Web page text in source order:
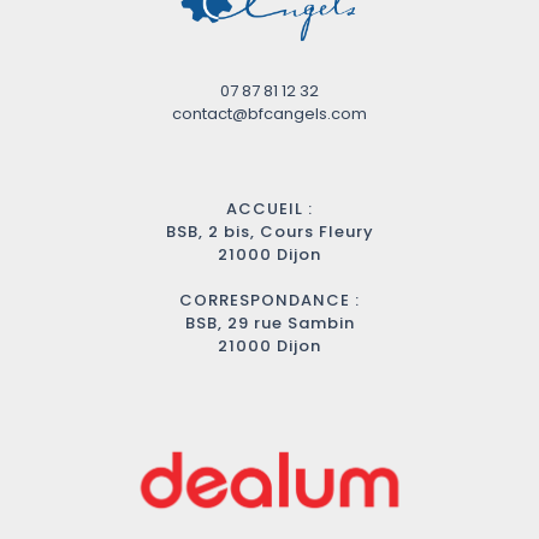
07 87 81 12 32
contact@bfcangels.com
ACCUEIL :
BSB, 2 bis, Cours Fleury
21000 Dijon
CORRESPONDANCE :
BSB, 29 rue Sambin
21000 Dijon